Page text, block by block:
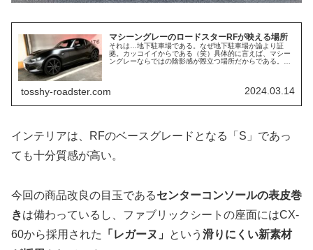
マシーングレーのロードスターRFが映える場所
それは…地下駐車場である。なぜ地下駐車場か論より証
拠。カッコイイからである（笑）具体的に言えば、マシー
ングレーならではの陰影感が際立つ場所だからである。マ
tosshy-roadster.com 2024.03.14
インテリアは、RFのベースグレードとなる「S」であっ
ても十分質感が高い。
今回の商品改良の目玉であるセンターコンソールの表皮巻
きは備わっているし、ファブリックシートの座面にはCX-
60から採用された
「レガーヌ」 という 滑りにくい新素材